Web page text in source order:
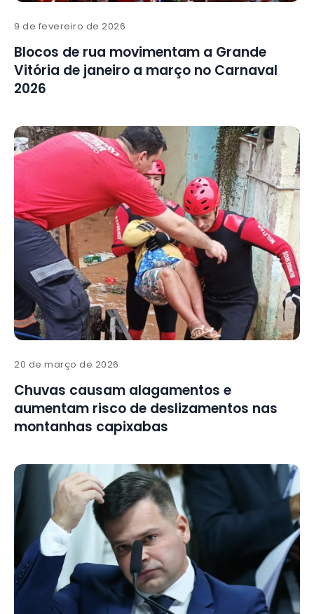
9 de fevereiro de 2026
Blocos de rua movimentam a Grande
Vitória de janeiro a março no Carnaval
2026
20 de março de 2026
Chuvas causam alagamentos e
aumentam risco de deslizamentos nas
montanhas capixabas